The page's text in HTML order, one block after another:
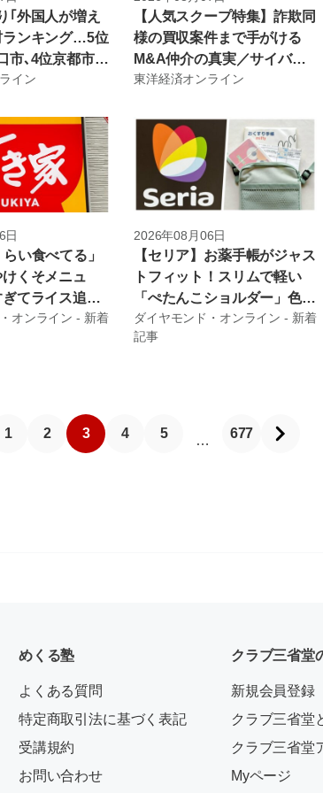
｢外国人が増え
ランキング…5位
市､4位京都市､
？ | ライフ | 東
イン
【人気スクープ特集】詐欺同
様の買収案件まで手がける
M&A仲介の真実／サイバー
が始めた｢ポスト藤田体制｣へ
そり変えた住宅ローン規約が
波紋 | ビジネス | 東洋経済オ
ンライン
東洋経済オンライン
日
らい食べてる」
くそメニュ
てライス追加
クソ美味い」
」《実食レビュ
オンライン - 新着
2026年08月06日
【セリア】お薬手帳がジャス
トフィット！スリムで軽い
「ぺたんこショルダー」色違
いで3つも買っちゃった！
《購入レビュー》 – これ、買
ダイヤモンド・オンライン - 新着
記事
1 2 3 4 5 … 677
めくる塾
よくある質問
特定商取引法に基づく表記
受講規約
お問い合わせ
クラブ三省堂
新規会員登録
クラブ三省堂
クラブ三省堂
Myページ